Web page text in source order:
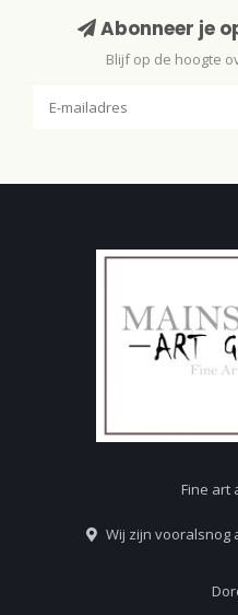
Abonneer je
Blijf op de hoogte
Fine art
Wij zijn vooralsnog